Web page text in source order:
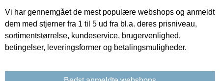
Vi har gennemgået de mest populære webshops og anmeldt
dem med stjerner fra 1 til 5 ud fra bl.a. deres prisniveau,
sortimentstørrelse, kundeservice, brugervenlighed,
betingelser, leveringsformer og betalingsmuligheder.